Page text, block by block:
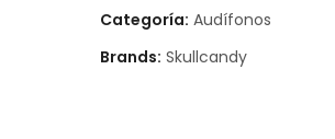
Categoría: Audífonos
Brands: Skullcandy